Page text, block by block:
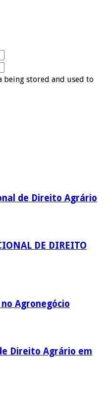
being stored and used to
de Direito Agrário
DE DIREITO
Agronegócio
Direito Agrário em